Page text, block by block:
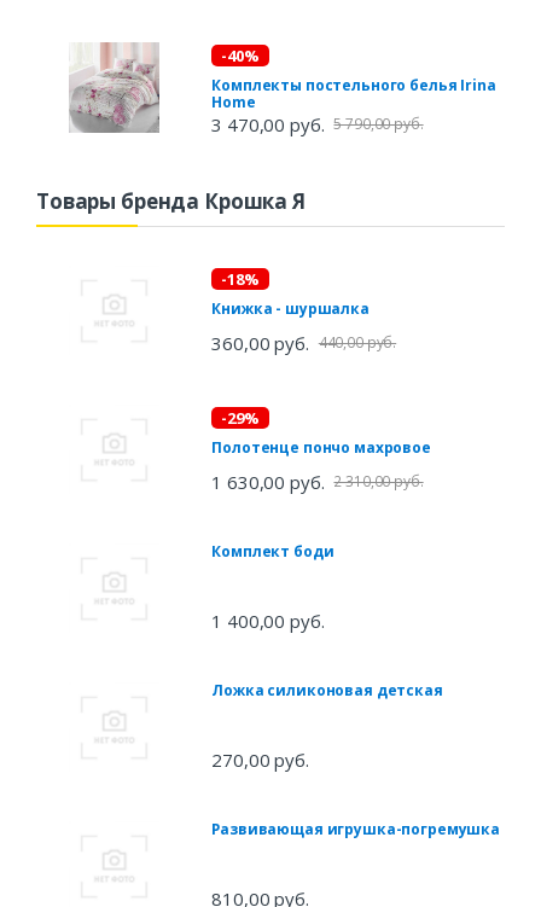
-40%
Комплекты постельного белья Irina
Home
3 470,00 руб. 5 790,00 руб.
Товары бренда Крошка Я
-18%
Книжка - шуршалка
360,00 руб. 440,00 руб.
-29%
Полотенце пончо махровое
1 630,00 руб. 2 310,00 руб.
Комплект боди
1 400,00 руб.
Ложка силиконовая детская
270,00 руб.
Развивающая игрушка-погремушка
810,00 руб.